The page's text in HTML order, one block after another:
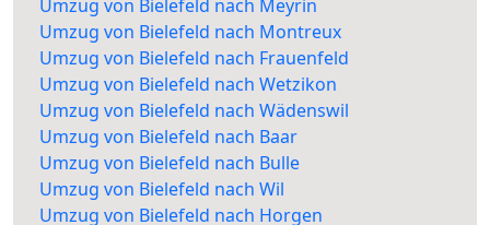
Umzug von Bielefeld nach Meyrin
Umzug von Bielefeld nach Montreux
Umzug von Bielefeld nach Frauenfeld
Umzug von Bielefeld nach Wetzikon
Umzug von Bielefeld nach Wädenswil
Umzug von Bielefeld nach Baar
Umzug von Bielefeld nach Bulle
Umzug von Bielefeld nach Wil
Umzug von Bielefeld nach Horgen